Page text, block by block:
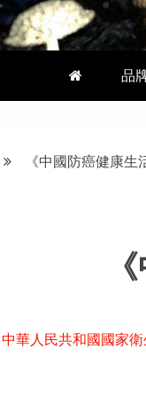
品
《中國防癌健康
中華人民共和國國家